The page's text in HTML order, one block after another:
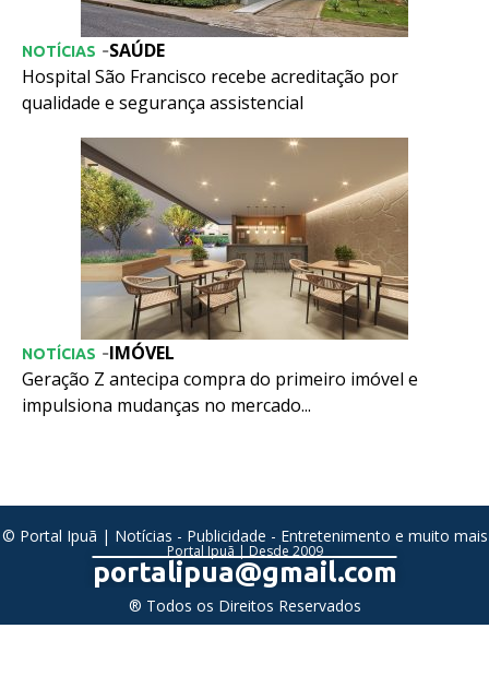
SAÚDE
NOTÍCIAS -
Hospital São Francisco recebe acreditação por
qualidade e segurança assistencial
IMÓVEL
NOTÍCIAS -
Geração Z antecipa compra do primeiro imóvel e
impulsiona mudanças no mercado...
© Portal Ipuã | Notícias - Publicidade - Entretenimento e muito mais
Portal Ipuã | Desde 2009
portalipua@gmail.com
® Todos os Direitos Reservados